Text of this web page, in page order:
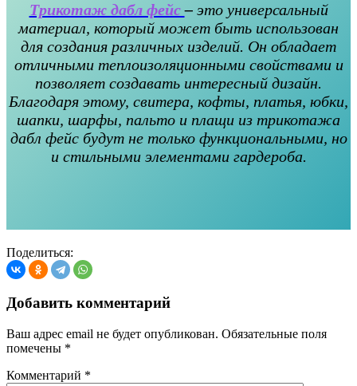
Трикотаж дабл фейс– это универсальный
материал, который может быть использован
для создания различных изделий. Он обладает
отличными теплоизоляционными свойствами и
позволяет создавать интересный дизайн.
Благодаря этому, свитера, кофты, платья, юбки,
шапки, шарфы, пальто и плащи из трикотажа
дабл фейс будут не только функциональными, но
и стильными элементами гардероба.
Поделиться:
Добавить комментарий
Ваш адрес email не будет опубликован. Обязательные поля
помечены *
Комментарий *